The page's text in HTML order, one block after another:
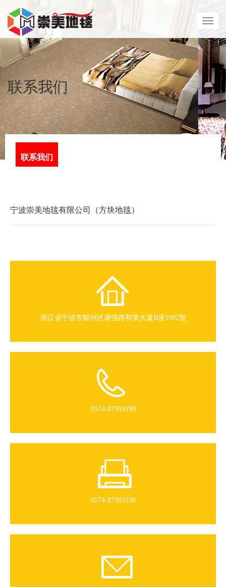
展
开
导
航
联系我们
联系我们
宁波崇美地毯有限公司（方块地毯）
浙江省宁波市鄞州区康强路和荣大厦B座1902室
0574-87993199
0574-87993198